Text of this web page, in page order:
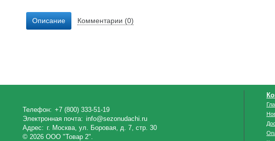
Описание Комментарии (0)
Телефон: +7 (800) 333-51-19
Электронная почта: info@sezonudachi.ru
Адрес: г. Москва, ул. Боровая, д. 7, стр. 30
© 2026 ООО "Товар 2".